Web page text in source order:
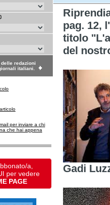
redazioni
italiani.
per inviare a chi
che hai appena
a,
per vedere
PAGE
pag. 12,
titolo
del
Gadi